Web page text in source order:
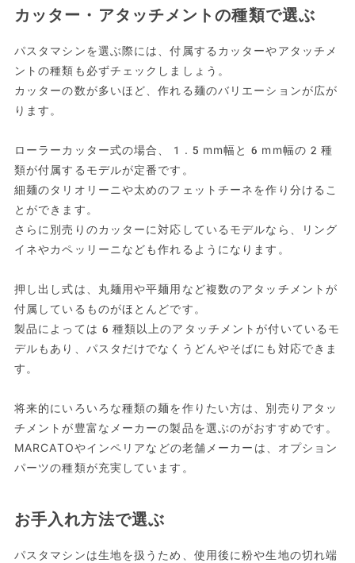
カッター・アタッチメントの種類で選ぶ
パスタマシンを選ぶ際には、付属するカッターやアタッチメ
ントの種類も必ずチェックしましょう。
カッターの数が多いほど、作れる麺のバリエーションが広が
ります。
ローラーカッター式の場合、1.5mm幅と6mm幅の2種
類が付属するモデルが定番です。
細麺のタリオリーニや太めのフェットチーネを作り分けるこ
とができます。
さらに別売りのカッターに対応しているモデルなら、リング
イネやカペッリーニなども作れるようになります。
押し出し式は、丸麺用や平麺用など複数のアタッチメントが
付属しているものがほとんどです。
製品によっては6種類以上のアタッチメントが付いているモ
デルもあり、パスタだけでなくうどんやそばにも対応できま
す。
将来的にいろいろな種類の麺を作りたい方は、別売りアタッ
チメントが豊富なメーカーの製品を選ぶのがおすすめです。
MARCATOやインペリアなどの老舗メーカーは、オプション
パーツの種類が充実しています。
お手入れ方法で選ぶ
パスタマシンは生地を扱うため、使用後に粉や生地の切れ端